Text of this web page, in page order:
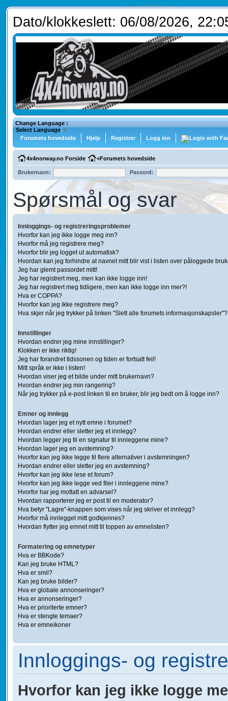
Dato/klokkeslett: 06/08/2026,
Change Language :
Select Language ▼
Forumets hovedside
Hjelp Registrer Logg inn
4x4norway.no Forside <Forumets hovedside
Brukernavn: Passord:
Spørsmål og svar
Innloggings- og registreringsproblemer
Hvorfor kan jeg ikke logge meg inn?
Hvorfor må jeg registrere meg?
Hvorfor blir jeg logget ut automatisk?
Hvordan kan jeg forhindre at navnet mitt blir vist i listen over påloggede
Jeg har glemt passordet mitt!
Jeg har registrert meg, men kan ikke logge inn!
Jeg har registrert meg tidligere, men kan ikke logge inn mer?!
Hva er COPPA?
Hvorfor kan jeg ikke registrere meg?
Hva skjer når jeg trykker på linken "Slett alle forumets informasjonskapsler"?
Innstillinger
Hvordan endrer jeg mine innstillinger?
Klokken er ikke riktig!
Jeg har forandret tidssonen og tiden er fortsatt feil!
Mitt språk er ikke i listen!
Hvordan viser jeg et bilde under mitt brukernavn?
Hvordan endrer jeg min rangering?
Når jeg trykker på e-post linken til en bruker, blir jeg bedt om å logge inn?
Emner og innlegg
Hvordan lager jeg et nytt emne i forumet?
Hvordan endrer eller sletter jeg et innlegg?
Hvordan legger jeg til en signatur til innleggene mine?
Hvordan lager jeg en avstemning?
Hvorfor kan jeg ikke legge til flere alternativer i avstemningen?
Hvordan endrer eller sletter jeg en avstemning?
Hvorfor kan jeg ikke lese et forum?
Hvorfor kan jeg ikke legge ved filer i innleggene mine?
Hvorfor har jeg mottatt en advarsel?
Hvordan rapporterer jeg er post til en moderator?
Hva betyr "Lagre"-knappen som vises når jeg skriver et innlegg?
Hvorfor må innlegget mitt godkjennes?
Hvordan flytter jeg emnet mitt til toppen av emnelisten?
Formatering og emnetyper
Hva er BBKode?
Kan jeg bruke HTML?
Hva er smil?
Kan jeg bruke bilder?
Hva er globale annonseringer?
Hva er annonseringer?
Hva er prioriterte emner?
Hva er stengte temaer?
Hva er emneikoner
Innloggings- og
Hvorfor kan jeg ikke logge